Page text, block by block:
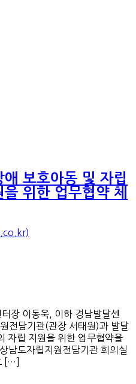
보호아동 및 자립
위한 업무협약 체
장 이동욱, 이하 경남발달센
전담기관(관장 서태원)과 발달
자립 지원을 위한 업무협약을
남도자립지원전담기관 회의실
[…]